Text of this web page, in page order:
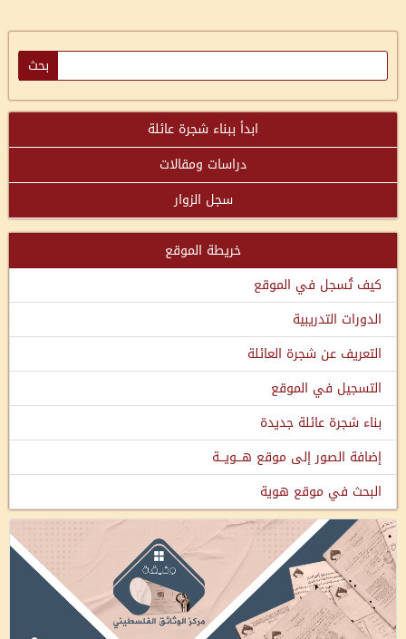
ابدأ ببناء شجرة عائلة
دراسات ومقالات
سجل الزوار
خريطة الموقع
كيف تُسجل في الموقع
الدورات التدريبية
التعريف عن شجرة العائلة
التسجيل في الموقع
بناء شجرة عائلة جديدة
إضافة الصور إلى موقع هـــويـــة
البحث في موقع هوية